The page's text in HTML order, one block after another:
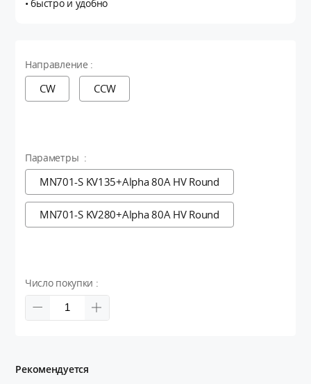
• быстро и удобно
Направление :
CW CCW
Параметры :
MN701-S KV135+Alpha 80A HV Round
MN701-S KV280+Alpha 80A HV Round
Число покупки :
Рекомендуется